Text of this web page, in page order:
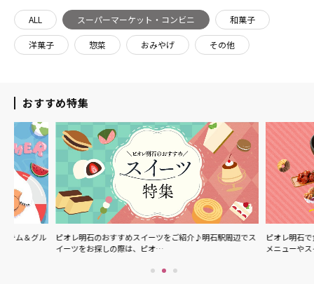
ALL スーパーマーケット・コンビニ 和菓子
洋菓子 惣菜 おみやげ その他
おすすめ特集
ピオレ明石のおすすめスイーツをご紹介♪明石駅周辺でス
イーツをお探しの際は、ピオ…
ピオレ明石で食べられ
メニューやスイーツな